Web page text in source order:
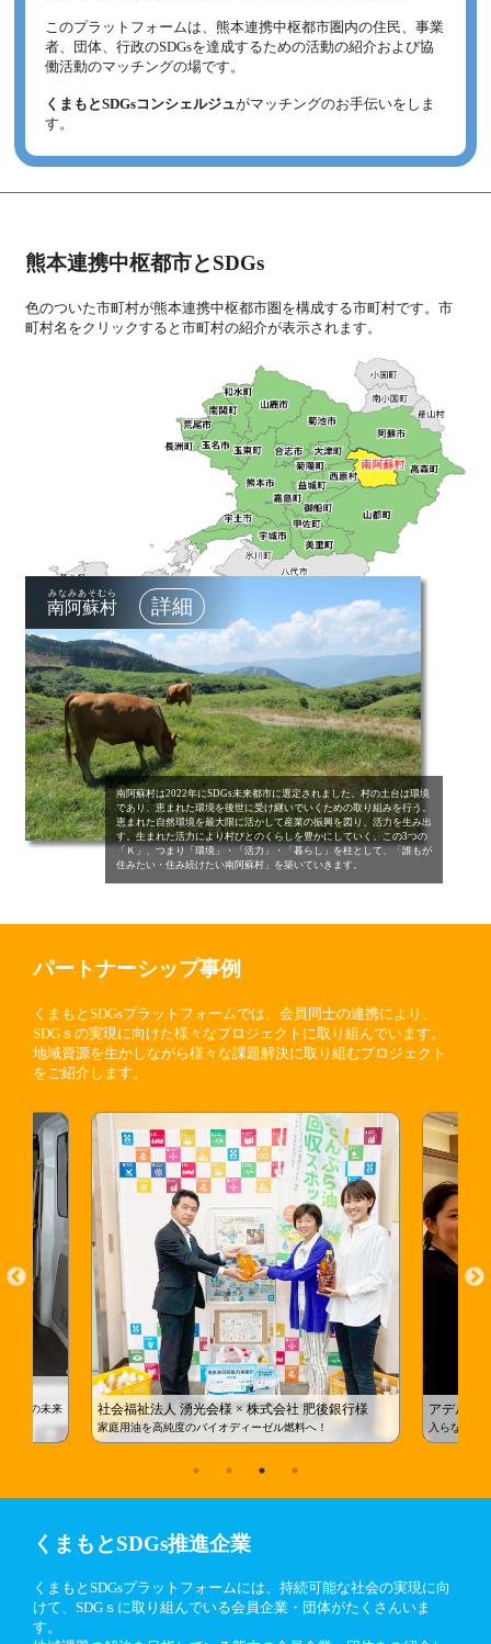
2025年08月01日
【参加無料】「農山漁村 課題解決に向けた官民共創説明
会」のご案内（農林水産省事業）
2025年07月29日
ステナブルビジネス認証」制度説明会
2025年06月04日
【ご案内】2025年度SDGs・ESG経営支援のご案内（無
料）
【ご案内】7月11日開催！SDGs・ESGの実践にお悩みの
事業者様向けワークショップ（無料）
【ご案内】「熊本ウォーターポジティブ・アクション」
始動イベントが開催されます！
熊本県SDGs登録事業者（第８期）が登録されました！
2024年10月17日
熊本県SDGs登録事業者（第7期）が登録されました！第1
期登録事業者が更新されました！
2024年10月09日
【出店報告】「RE:WEARプロジェクト～みんなでもっと
SDGs！～」に出店しました！
2024年10月04日
熊本県SDGs登録制度 第8期登録事業者の募集開始
2024年10月04日
【お知らせ】SDGsの実践にお悩みの企業様向け ワーク
ショップ開催のご案内
2024年08月06日
2024年02月20日
【開催報告】「企業向けSDGsフォローアップワークショ
ップ」を開催しました！
2024年01月12日
熊本県SDGs登録事業者（第6期）が登録されました！
2024年01月09日
【3/5開催！】SDGsセミナーのご案内（講師 慶應義塾大
学 蟹江憲史教授）
2023年12月28日
【2024年1月23日開催】中小企業向け脱炭素経営セミナー
のご案内
2023年11月27日
【2024年2月8日開催！】県内企業向けSDGsフォローアッ
プワークショップのご案内
2023年11月01日
【2023年11月12日】「2023みんなのSDGsフェスティバル
プラットフォーム登録企業の取組みが紹介されます！
2023年10月25日
パートナーシップ紹介事例を掲載しました！
このプラットフォームは、熊本連携中枢都市圏内の住民、事業
者、団体、行政のSDGsを達成するための活動の紹介および協
働活動のマッチングの場です。
くまもとSDGsコンシェルジュがマッチングのお手伝いをしま
す。
熊本連携中枢都市とSDGs
色のついた市町村が熊本連携中枢都市圏を構成する市町村です。市
町村名をクリックすると市町村の紹介が表示されます。
南阿蘇村
みなみあそむら
南阿蘇村は2022年にSDGs未来都市に選定されました。村の土台は環境
であり、恵まれた環境を後世に受け継いでいくための取り組みを行う。
恵まれた自然環境を最大限に活かして産業の振興を図り、活力を生み出
す。生まれた活力により村びとのくらしを豊かにしていく。この3つの
「Ｋ」、つまり「環境」・「活力」・「暮らし」を柱として、「誰もが
住みたい・住み続けたい南阿蘇村」を築いていきます。
パートナーシップ事例
くまもとSDGsプラットフォームでは、会員同士の連携により、
SDGｓの実現に向けた様々なプロジェクトに取り組んでいます。
地域資源を生かしながら様々な課題解決に取り組むプロジェクト
をご紹介します。
たちの未来 社会福祉法人 湧光会様 × 株式会社 肥後銀行様
家庭用油を高純度のバイオディーゼル燃料へ！
アデル・
入らなくな
くまもとSDGs推進企業
くまもとSDGsプラットフォームには、持続可能な社会の実現に向
けて、SDGｓに取り組んでいる会員企業・団体がたくさんいま
す。